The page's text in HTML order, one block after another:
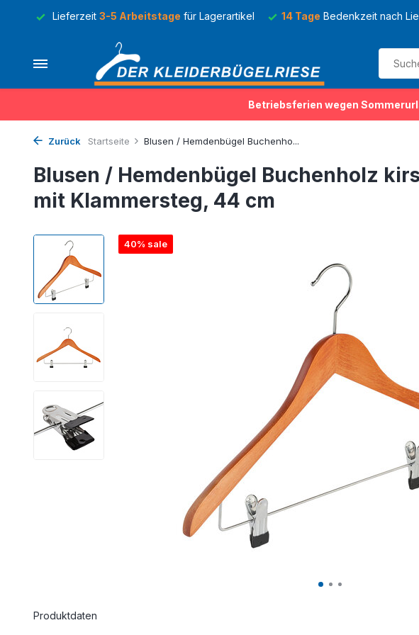
Lieferzeit 3-5 Arbeitstage für Lagerartikel 14 Tage Bedenkzeit nach
Betriebsferien wegen
Zurück Startseite Blusen / Hemdenbügel Buchenho...
Blusen / Hemdenbügel Buchenholz
mit Klammersteg, 44 cm
40% sale
Produktdaten